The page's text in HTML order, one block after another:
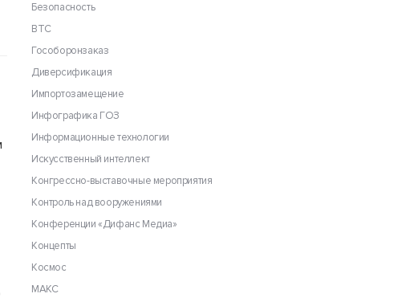
Безопасность
ВТС
Гособоронзаказ
Диверсификация
Импортозамещение
Инфографика ГОЗ
Информационные технологии
Искусственный интеллект
Конгрессно-выставочные мероприятия
Контроль над вооружениями
Конференции «Дифанс Медиа»
Концепты
Космос
МАКС